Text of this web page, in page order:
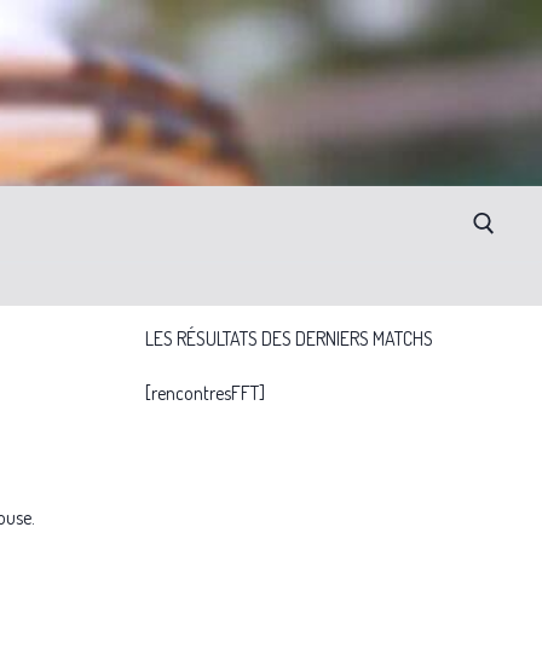
LES RÉSULTATS DES DERNIERS MATCHS
[rencontresFFT]